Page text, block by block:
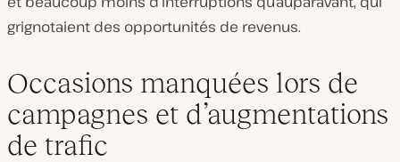
grignotaient des opportunités de revenus.
Occasions manquées lors de
campagnes et d’augmentations
de trafic